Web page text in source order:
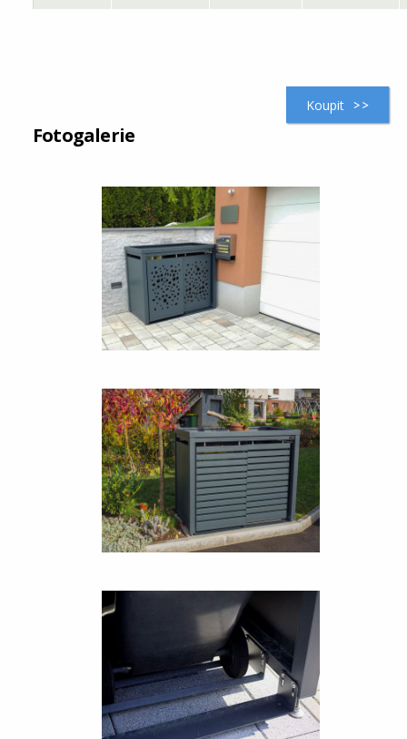
Koupit
Fotogalerie